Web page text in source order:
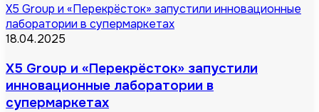
Х5 Group и «Перекрёсток» запустили инновационные
лаборатории в супермаркетах
18.04.2025
Х5 Group и «Перекрёсток» запустили
инновационные лаборатории в
супермаркетах